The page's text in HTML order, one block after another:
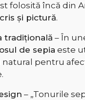
folosită încă din
și pictură.
tradițională – În
osul de sepia este
pentru
– „Tonurile